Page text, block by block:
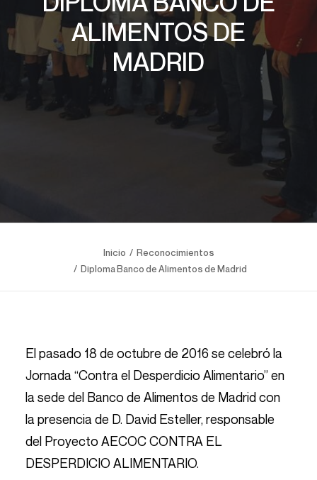
ALIMENTOS DE
MADRID
Inicio
Reconocimientos
Diploma Banco de Alimentos de Madrid
El pasado 18 de octubre de 2016 se celebró la
Jornada “Contra el Desperdicio Alimentario” en
la sede del Banco de Alimentos de Madrid con
la presencia de D. David Esteller, responsable
del Proyecto AECOC CONTRA EL
DESPERDICIO ALIMENTARIO.